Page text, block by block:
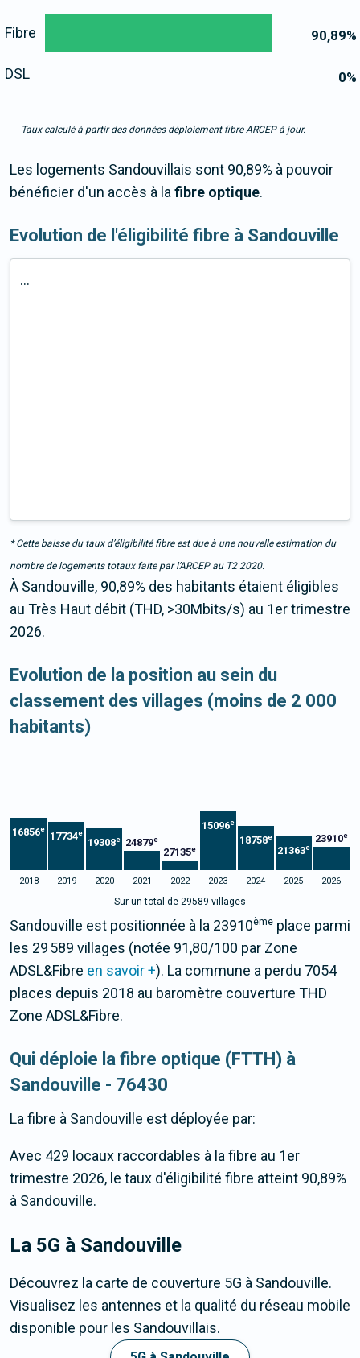
90,89%
0%
Fibre
DSL
Taux calculé à partir des données déploiement fibre ARCEP à jour.
Les logements Sandouvillais sont 90,89% à pouvoir
bénéficier d'un accès à lafibre optique.
Evolution de l'éligibilité fibre à Sandouville
...
* Cette baisse du taux d’éligibilité fibre est due à une nouvelle estimation du
nombre de logements totaux faite par l’ARCEP au T2 2020.
À Sandouville, 90,89% des habitants étaient éligibles
au Très Haut débit (THD, >30Mbits/s) au 1er trimestre
2026.
Evolution de la position au sein du
classement des villages (moins de 2 000
habitants)
16856e
17734e
19308e 24879e
27135e
15096e
18758e
21363e
23910e
2018 2019 2020 2021 2022 2023 2024 2025 2026
Sur un total de 29589 villages
Sandouville est positionnée à la 23910ème place parmi
les 29 589 villages (notée 91,80/100 par Zone
ADSL&Fibre en savoir +). La commune a perdu 7054
places depuis 2018 au baromètre couverture THD
Zone ADSL&Fibre.
Qui déploie la fibre optique (FTTH) à
Sandouville - 76430
La fibre à Sandouville est déployée par:
Avec 429 locaux raccordables à la fibre au 1er
trimestre 2026, le taux d'éligibilité fibre atteint 90,89%
à Sandouville.
La 5G à Sandouville
Découvrez la carte de couverture 5G à Sandouville.
Visualisez les antennes et la qualité du réseau mobile
disponible pour les Sandouvillais.